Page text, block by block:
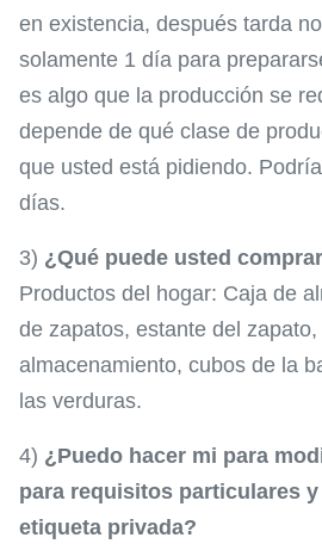
en existencia, después tarda
solamente 1 día para
es algo que la producción se
depende de qué clase de
que usted está pidiendo.
días.
3) ¿Qué puede usted
Productos del hogar: Caja de
de zapatos, estante del zapato,
almacenamiento, cubos de la
las verduras.
4) ¿Puedo hacer mi para
para requisitos particulares
etiqueta privada?